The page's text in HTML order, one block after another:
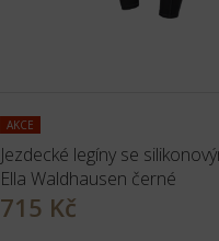
AKCE
Jezdecké legíny se
Ella Waldhausen černé
715 Kč